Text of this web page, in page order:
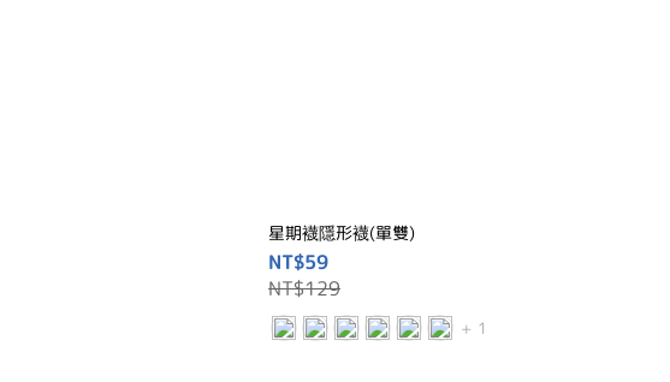
星期襪隱形襪(單雙)
NT$59
NT$129
+ 1